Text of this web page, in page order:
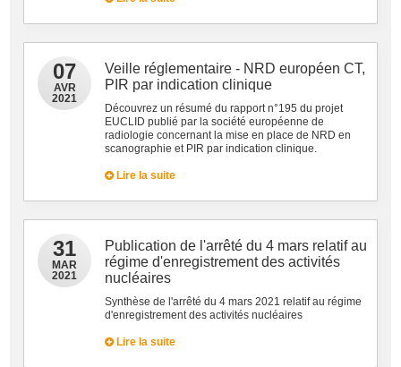
07
AVR
2021
Veille réglementaire - NRD européen CT,
PIR par indication clinique
Découvrez un résumé du rapport n°195 du projet
EUCLID publié par la société européenne de
radiologie concernant la mise en place de NRD en
scanographie et PIR par indication clinique.
Lire la suite
31
MAR
2021
Publication de l'arrêté du 4 mars relatif au
régime d'enregistrement des activités
nucléaires
Synthèse de l'arrêté du 4 mars 2021 relatif au régime
d'enregistrement des activités nucléaires
Lire la suite